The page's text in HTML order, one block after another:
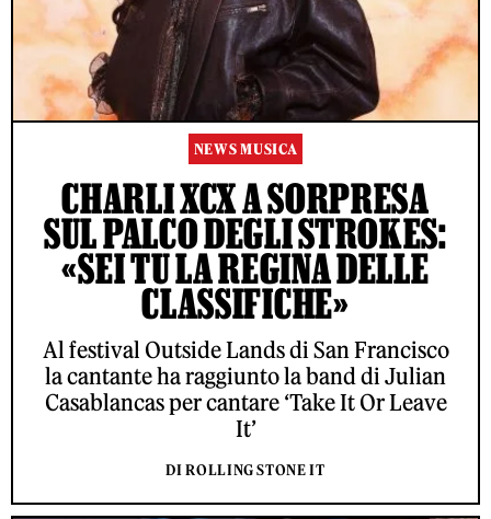
NEWS MUSICA
CHARLI XCX A SORPRESA
SUL PALCO DEGLI STROKES:
«SEI TU LA REGINA DELLE
CLASSIFICHE»
Al festival Outside Lands di San Francisco
la cantante ha raggiunto la band di Julian
Casablancas per cantare ‘Take It Or Leave
It’
DI ROLLING STONE IT